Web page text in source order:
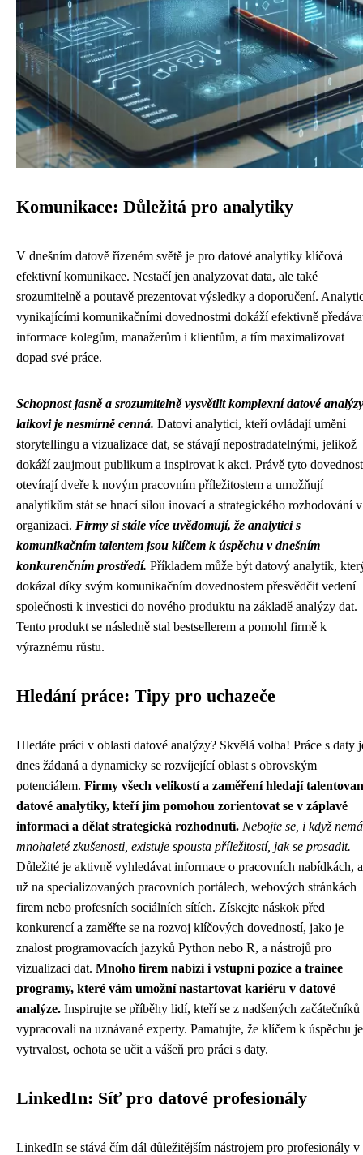
Komunikace: Důležitá pro analytiky
V dnešním datově řízeném světě je pro datové analytiky klíčová
efektivní komunikace. Nestačí jen analyzovat data, ale také
srozumitelně a poutavě prezentovat výsledky a doporučení.
vynikajícími komunikačními dovednostmi dokáží efektivně
informace kolegům, manažerům i klientům, a tím maximalizovat
dopad své práce.
Schopnost jasně a srozumitelně vysvětlit komplexní datové analýzy
laikovi je nesmírně cenná. Datoví analytici, kteří ovládají umění
storytellingu a vizualizace dat, se stávají nepostradatelnými, jelikož
dokáží zaujmout publikum a inspirovat k akci. Právě tyto
otevírají dveře k novým pracovním příležitostem a umožňují
analytikům stát se hnací silou inovací a strategického rozhodování v
organizaci. Firmy si stále více uvědomují, že analytici s
komunikačním talentem jsou klíčem k úspěchu v dnešním
konkurenčním prostředí. Příkladem může být datový analytik,
dokázal díky svým komunikačním dovednostem přesvědčit vedení
společnosti k investici do nového produktu na základě analýzy dat.
Tento produkt se následně stal bestsellerem a pomohl firmě k
výraznému růstu.
Hledání práce: Tipy pro uchazeče
Hledáte práci v oblasti datové analýzy? Skvělá volba! Práce s daty
dnes žádaná a dynamicky se rozvíjející oblast s obrovským
potenciálem. Firmy všech velikostí a zaměření hledají
datové analytiky, kteří jim pomohou zorientovat se v záplavě
informací a dělat strategická rozhodnutí. Nebojte se, i když
mnohaleté zkušenosti, existuje spousta příležitostí, jak se prosadit.
Důležité je aktivně vyhledávat informace o pracovních nabídkách,
už na specializovaných pracovních portálech, webových stránkách
firem nebo profesních sociálních sítích. Získejte náskok před
konkurencí a zaměřte se na rozvoj klíčových dovedností, jako je
znalost programovacích jazyků Python nebo R, a nástrojů pro
vizualizaci dat. Mnoho firem nabízí i vstupní pozice a trainee
programy, které vám umožní nastartovat kariéru v datové
analýze. Inspirujte se příběhy lidí, kteří se z nadšených začátečníků
vypracovali na uznávané experty. Pamatujte, že klíčem k úspěchu je
vytrvalost, ochota se učit a vášeň pro práci s daty.
LinkedIn: Síť pro datové profesionály
LinkedIn se stává čím dál důležitějším nástrojem pro profesionály v